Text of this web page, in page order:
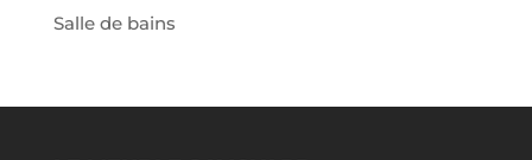
Salle de bains